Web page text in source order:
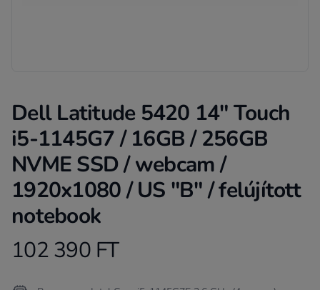
Dell Latitude 5420 14" Touch
i5-1145G7 / 16GB / 256GB
NVME SSD / webcam /
1920x1080 / US "B" / felújított
notebook
Product information
102 390 FT